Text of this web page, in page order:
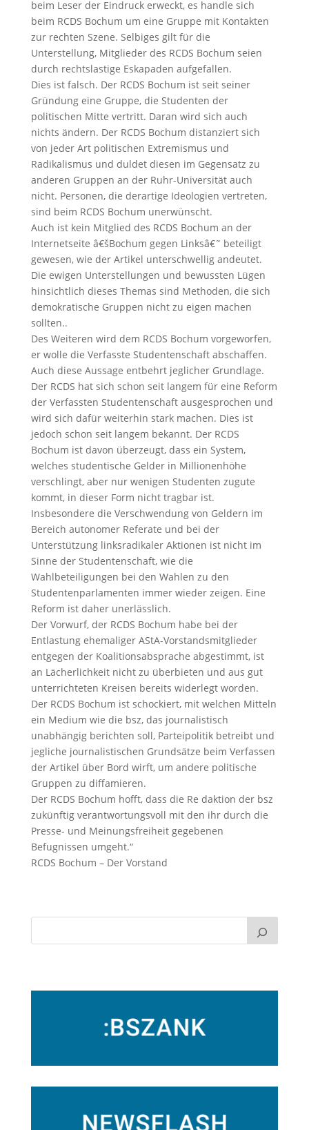
beim Leser der Eindruck erweckt, es handle sich
beim RCDS Bochum um eine Gruppe mit Kontakten
zur rechten Szene. Selbiges gilt für die
Unterstellung, Mitglieder des RCDS Bochum seien
durch rechtslastige Eskapaden aufgefallen.
Dies ist falsch. Der RCDS Bochum ist seit seiner
Gründung eine Gruppe, die Studenten der
politischen Mitte vertritt. Daran wird sich auch
nichts ändern. Der RCDS Bochum distanziert sich
von jeder Art politischen Extremismus und
Radikalismus und duldet diesen im Gegensatz zu
anderen Gruppen an der Ruhr-Universität auch
nicht. Personen, die derartige Ideologien vertreten,
sind beim RCDS Bochum unerwünscht.
Auch ist kein Mitglied des RCDS Bochum an der
Internetseite â€šBochum gegen Linksâ€˜ beteiligt
gewesen, wie der Artikel unterschwellig andeutet.
Die ewigen Unterstellungen und bewussten Lügen
hinsichtlich dieses Themas sind Methoden, die sich
demokratische Gruppen nicht zu eigen machen
sollten..
Des Weiteren wird dem RCDS Bochum vorgeworfen,
er wolle die Verfasste Studentenschaft abschaffen.
Auch diese Aussage entbehrt jeglicher Grundlage.
Der RCDS hat sich schon seit langem für eine Reform
der Verfassten Studentenschaft ausgesprochen und
wird sich dafür weiterhin stark machen. Dies ist
jedoch schon seit langem bekannt. Der RCDS
Bochum ist davon überzeugt, dass ein System,
welches studentische Gelder in Millionenhöhe
verschlingt, aber nur wenigen Studenten zugute
kommt, in dieser Form nicht tragbar ist.
Insbesondere die Verschwendung von Geldern im
Bereich autonomer Referate und bei der
Unterstützung linksradikaler Aktionen ist nicht im
Sinne der Studentenschaft, wie die
Wahlbeteiligungen bei den Wahlen zu den
Studentenparlamenten immer wieder zeigen. Eine
Reform ist daher unerlässlich.
Der Vorwurf, der RCDS Bochum habe bei der
Entlastung ehemaliger AStA-Vorstandsmitglieder
entgegen der Koalitionsabsprache abgestimmt, ist
an Lächerlichkeit nicht zu überbieten und aus gut
unterrichteten Kreisen bereits widerlegt worden.
Der RCDS Bochum ist schockiert, mit welchen Mitteln
ein Medium wie die bsz, das journalistisch
unabhängig berichten soll, Parteipolitik betreibt und
jegliche journalistischen Grundsätze beim Verfassen
der Artikel über Bord wirft, um andere politische
Gruppen zu diffamieren.
Der RCDS Bochum hofft, dass die Re daktion der bsz
zukünftig verantwortungsvoll mit den ihr durch die
Presse- und Meinungsfreiheit gegebenen
Befugnissen umgeht.“
RCDS Bochum – Der Vorstand